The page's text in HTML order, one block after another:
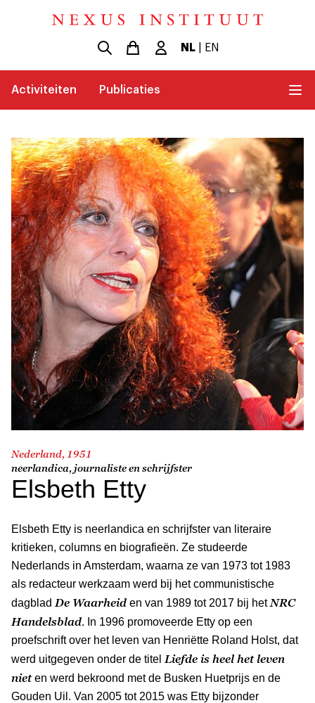
NL| EN
Activiteiten Publicaties
Nederland, 1951
neerlandica, journaliste en schrijfster
Elsbeth Etty
Elsbeth Etty is neerlandica en schrijfster van literaire
kritieken, columns en biografieën. Ze studeerde
Nederlands in Amsterdam, waarna ze van 1973 tot 1983
als redacteur werkzaam werd bij het communistische
dagblad De Waarheid en van 1989 tot 2017 bij het NRC
Handelsblad. In 1996 promoveerde Etty op een
proefschrift over het leven van Henriëtte Roland Holst, dat
werd uitgegeven onder de titel Liefde is heel het leven
nieten werd bekroond met de Busken Huetprijs en de
Gouden Uil. Van 2005 tot 2015 was Etty bijzonder